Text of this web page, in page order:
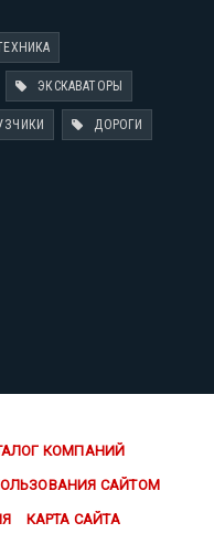
ЭКСКАВАТОРЫ
ДОРОГИ
КОМПАНИЙ
САЙТОМ
КАРТА САЙТА